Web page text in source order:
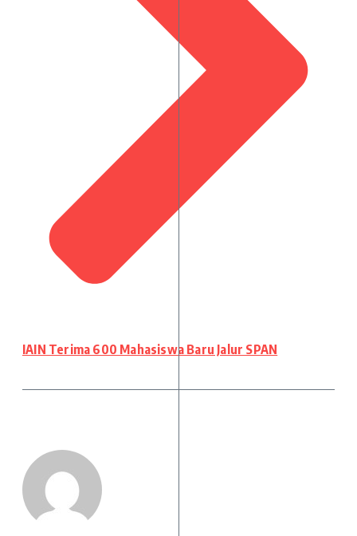
IAIN Terima 600 Mahasiswa Baru Jalur SPAN